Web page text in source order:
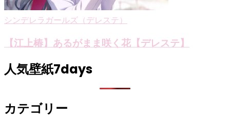
シンデレラガールズ（デレステ）
【江上椿】あるがまま咲く花【デレステ】
人気壁紙7days
カテゴリー